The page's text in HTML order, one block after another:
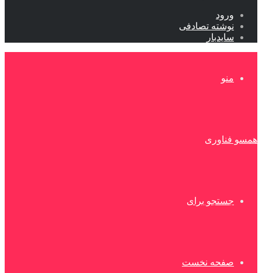
ورود
نوشته تصادفی
سایدبار
منو
همسو فناوری
جستجو برای
صفحه نخست